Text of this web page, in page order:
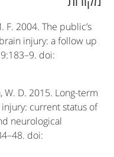
F. 2004. The public’s
injury: a follow up
doi:
D. 2015. Long-term
current status of
neurological
doi: